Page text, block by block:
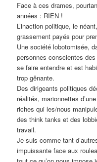
Face à ces drames,
années : RIEN !
L’inaction politique, le
grassement payés pour
Une société lobotomisée,
personnes conscientes
se faire entendre et est
trop gênante.
Des dirigeants politiques
réalités, marionnettes
riches qui les/nous
des think tanks et des
travail.
Je suis comme tant
impuissante face aux